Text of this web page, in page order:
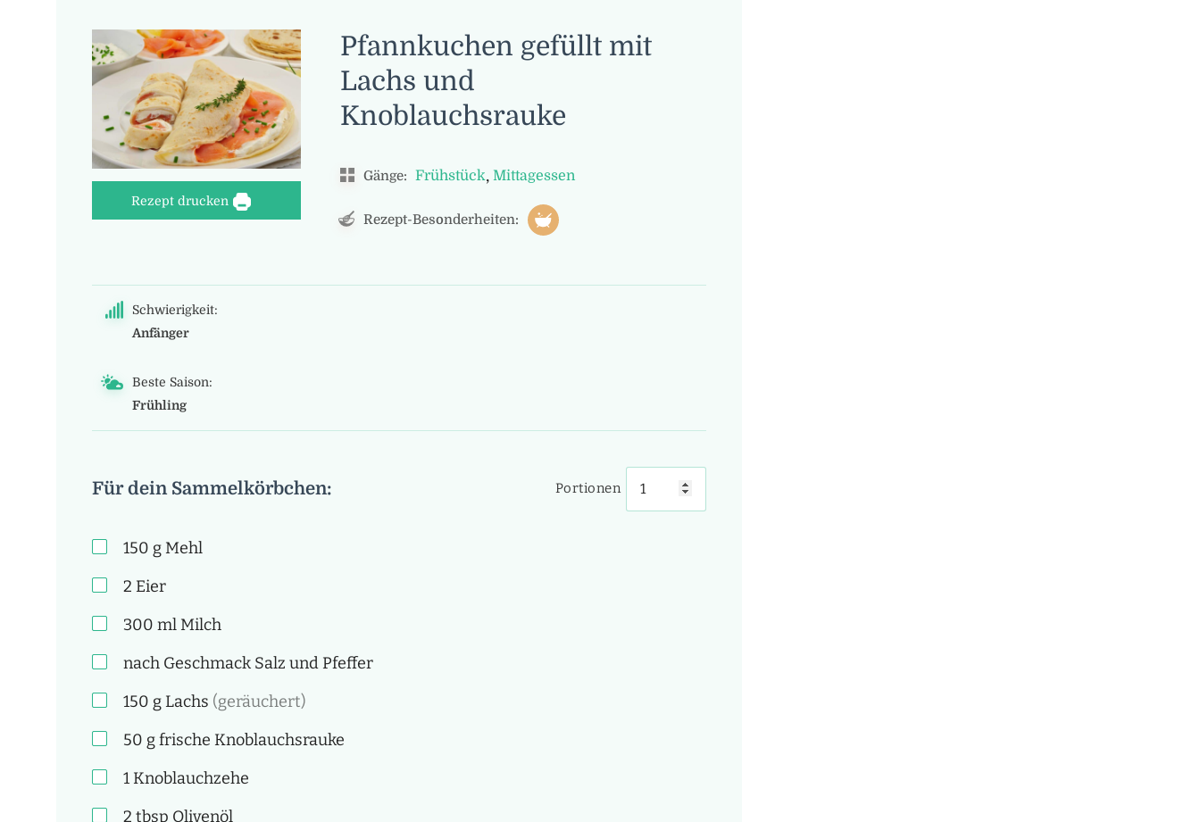
Rezept drucken
Pfannkuchen gefüllt mit
Lachs und
Knoblauchsrauke
Gänge: Frühstück, Mittagessen
Rezept-Besonderheiten:
Schwierigkeit:
Anfänger
Beste Saison:
Frühling
Für dein Sammelkörbchen: Portionen
150 gMehl
2 Eier
300 mlMilch
nach Geschmack Salz und Pfeffer
150 gLachs (geräuchert)
50 gfrische Knoblauchsrauke
1 Knoblauchzehe
2 tbsp Olivenöl